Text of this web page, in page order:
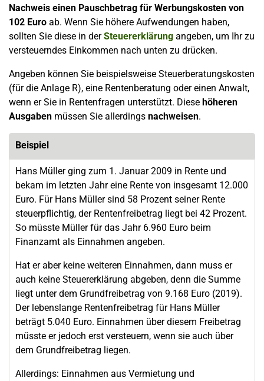
Nachweis einen Pauschbetrag für Werbungskosten von
102 Euro ab. Wenn Sie höhere Aufwendungen haben,
sollten Sie diese in derSteuererklärung angeben, um Ihr zu
versteuerndes Einkommen nach unten zu drücken.
Angeben können Sie beispielsweise Steuerberatungskosten
(für die Anlage R), eine Rentenberatung oder einen Anwalt,
wenn er Sie in Rentenfragen unterstützt. Diese höheren
Ausgaben müssen Sie allerdings nachweisen.
Beispiel
Hans Müller ging zum 1. Januar 2009 in Rente und
bekam im letzten Jahr eine Rente von insgesamt 12.000
Euro. Für Hans Müller sind 58 Prozent seiner Rente
steuerpflichtig, der Rentenfreibetrag liegt bei 42 Prozent.
So müsste Müller für das Jahr 6.960 Euro beim
Finanzamt als Einnahmen angeben.
Hat er aber keine weiteren Einnahmen, dann muss er
auch keine Steuererklärung abgeben, denn die Summe
liegt unter dem Grundfreibetrag von 9.168 Euro (2019).
Der lebenslange Rentenfreibetrag für Hans Müller
beträgt 5.040 Euro. Einnahmen über diesem Freibetrag
müsste er jedoch erst versteuern, wenn sie auch über
dem Grundfreibetrag liegen.
Allerdings: Einnahmen aus Vermietung und